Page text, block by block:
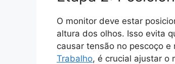
O monitor deve estar
altura dos olhos. Isso evita
causar tensão no pescoço
Trabalho, é crucial ajustar o